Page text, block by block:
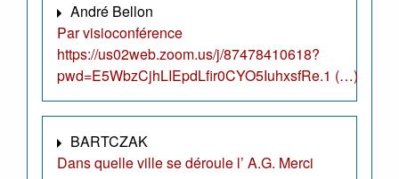
André Bellon
Par visioconférence
https://us02web.zoom.us/j/87478410618?
pwd=E5WbzCjhLIEpdLfir0CYO5IuhxsfRe.1 (…)
BARTCZAK
Dans quelle ville se déroule l’ A.G. Merci